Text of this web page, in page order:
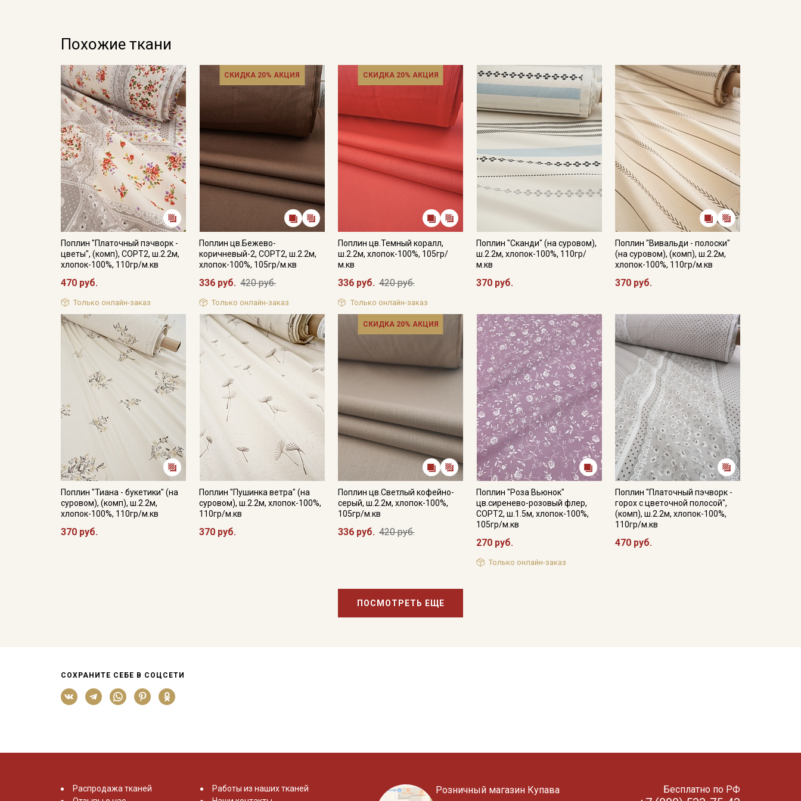
Похожие ткани
Поплин "Платочный пэчворк -
цветы", (комп), СОРТ2, ш.2.2м,
хлопок-100%, 110гр/м.кв
470 руб.
Только онлайн-заказ
СКИДКА 20% АКЦИЯ
Поплин цв.Бежево-
коричневый-2, СОРТ2, ш.2.2м,
хлопок-100%, 105гр/м.кв
336 руб. 420 руб.
Только онлайн-заказ
СКИДКА 20% АКЦИЯ
Поплин цв.Темный коралл,
ш.2.2м, хлопок-100%, 105гр/
м.кв
336 руб. 420 руб.
Только онлайн-заказ
Поплин "Сканди" (на суровом),
ш.2.2м, хлопок-100%, 110гр/
м.кв
370 руб.
Поплин "Вивальди - полоски"
(на суровом), (комп), ш.2.2м,
хлопок-100%, 110гр/м.кв
370 руб.
Поплин "Тиана - букетики" (на
суровом), (комп), ш.2.2м,
хлопок-100%, 110гр/м.кв
370 руб.
Поплин "Пушинка ветра" (на
суровом), ш.2.2м, хлопок-100%,
110гр/м.кв
370 руб.
СКИДКА 20% АКЦИЯ
Поплин цв.Светлый кофейно-
серый, ш.2.2м, хлопок-100%,
105гр/м.кв
336 руб. 420 руб.
Поплин "Роза Вьюнок"
цв.сиренево-розовый флер,
СОРТ2, ш.1.5м, хлопок-100%,
105гр/м.кв
270 руб.
Только онлайн-заказ
Поплин "Платочный пэчворк -
горох с цветочной полосой",
(комп), ш.2.2м, хлопок-100%,
110гр/м.кв
470 руб.
ПОСМОТРЕТЬ ЕЩЕ
СОХРАНИТЕ СЕБЕ В СОЦСЕТИ
Распродажа тканей
Работы из наших тканей
Розничный магазин Купава Бесплатно по РФ
ДаюСогласие на получение рекламных и
информационных рассылок